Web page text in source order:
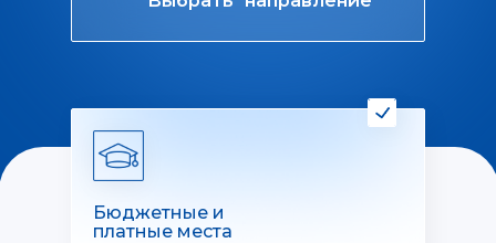
Бюджетные и
платные места